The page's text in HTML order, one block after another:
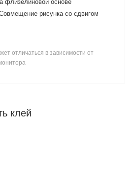
флизелиновой основе
рисунка со сдвигом
отличаться в зависимости от
клей